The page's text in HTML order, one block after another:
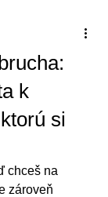
k
si
chceš na
zároveň